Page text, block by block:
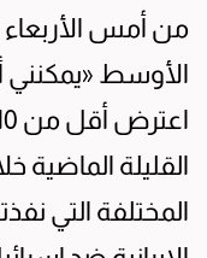
من أمس
الأوسط «يمكنني
القليلة الماضية
المختلفة التي